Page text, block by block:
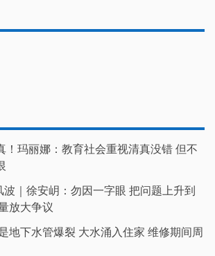
！玛丽娜：教育社会重视清真没错 但不
波｜徐安岄：勿因一字眼 把问题上升到
放大争议
地下水管爆裂 大水涌入住家 维修期间周